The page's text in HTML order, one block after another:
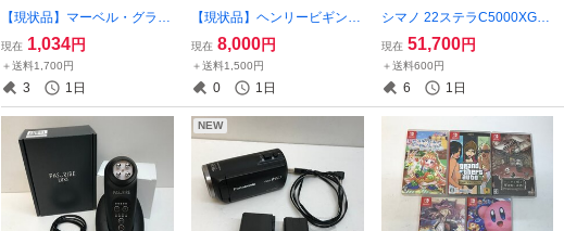
【現状品】マーベル・グラフ
ィックノベル・コレクショ
ン 1～39巻セット 【コミ
ック-016】
現在 1,034円
＋送料1,700円
3 1日
【現状品】ヘンリービギンズ
49808 DH-778 シートバッグ
BASIC 2 Lサイズ 37～51L
【家電-764】
現在 8,000円
＋送料1,500円
0 1日
シマノ 22ステラC5000XG
【釣-562】
現在 51,700円
＋送料600円
6 1日
NEW